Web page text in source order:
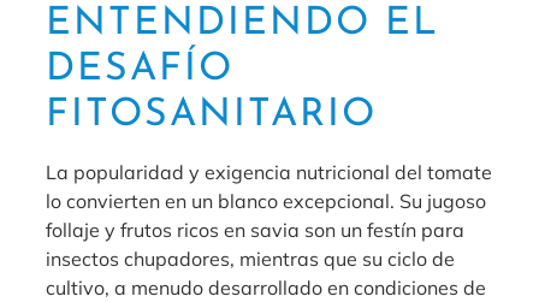
ENTENDIENDO EL
DESAFÍO
FITOSANITARIO
La popularidad y exigencia nutricional del tomate
lo convierten en un blanco excepcional. Su jugoso
follaje y frutos ricos en savia son un festín para
insectos chupadores, mientras que su ciclo de
cultivo, a menudo desarrollado en condiciones de